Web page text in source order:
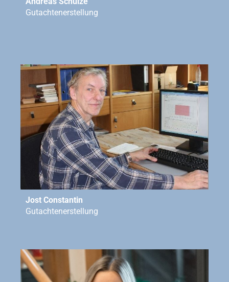
Gutachtenerstellung
Jost Constantin
Gutachtenerstellung